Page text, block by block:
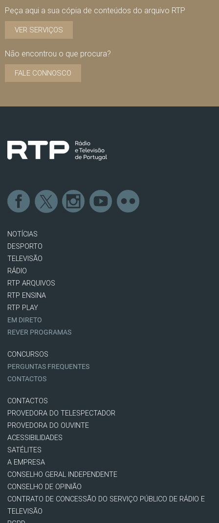
Peça aqui a sua cópia de conteúdos do arquivo RTP
VER SERVIÇOS
Não encontrou o que procura?
FALE CONNOSCO
NOTÍCIAS
DESPORTO
TELEVISÃO
RÁDIO
RTP ARQUIVOS
RTP ENSINA
RTP PLAY
EM DIRETO
REVER PROGRAMAS
CONCURSOS
PERGUNTAS FREQUENTES
CONTACTOS
CONTACTOS
PROVEDORA DO TELESPECTADOR
PROVEDORA DO OUVINTE
ACESSIBILIDADES
SATÉLITES
A EMPRESA
CONSELHO GERAL INDEPENDENTE
CONSELHO DE OPINIÃO
CONTRATO DE CONCESSÃO DO SERVIÇO PÚBLICO DE RÁDIO E
TELEVISÃO